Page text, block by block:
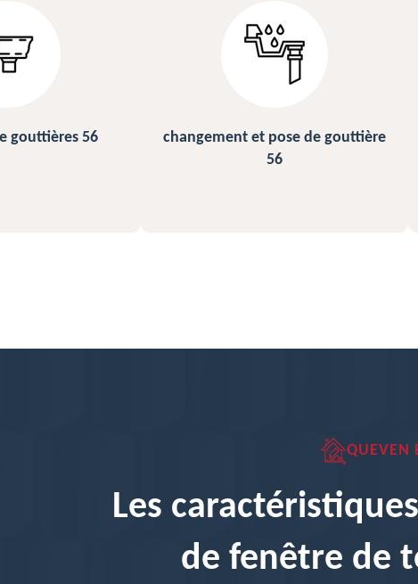
et pose de gouttière
Nettoyage de toiture 56
QUEVEN
Les
de fenêtre de